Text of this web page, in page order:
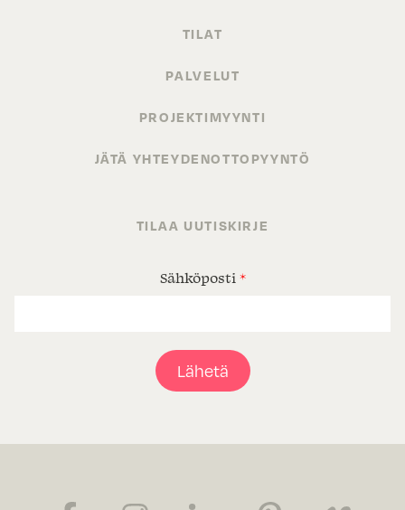
TILAT
PALVELUT
PROJEKTIMYYNTI
JÄTÄ YHTEYDENOTTOPYYNTÖ
TILAA UUTISKIRJE
Sähköposti *
Lähetä